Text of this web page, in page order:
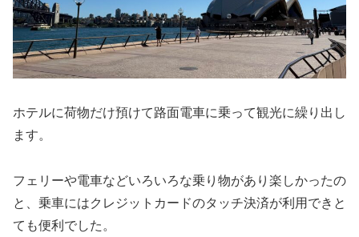
ホテルに荷物だけ預けて路面電車に乗って観光に繰り出し
ます。
フェリーや電車などいろいろな乗り物があり楽しかったの
と、乗車にはクレジットカードのタッチ決済が利用できと
ても便利でした。